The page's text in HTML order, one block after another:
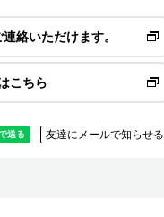
絡いただけます。
こちら
友達にメールで知らせる